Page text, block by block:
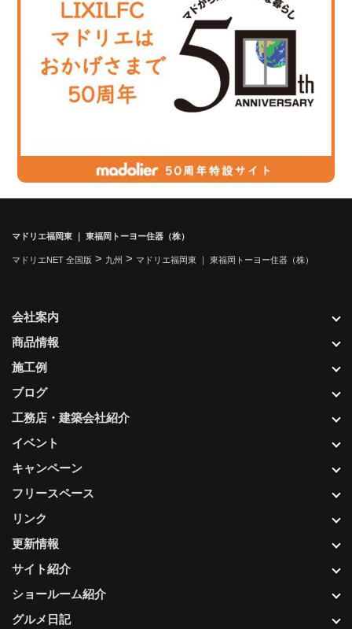
マドリエ福岡東 ｜ 東福岡トーヨー住器（株）
マドリエNET 全国版 > 九州 > マドリエ福岡東 ｜ 東福岡トーヨー住器（株）
更新情報
サイト紹介
ショールーム紹介
グルメ日記
会社案内
商品情報
施工例
ブログ
工務店・建築会社紹介
イベント
キャンペーン
フリースペース
リンク